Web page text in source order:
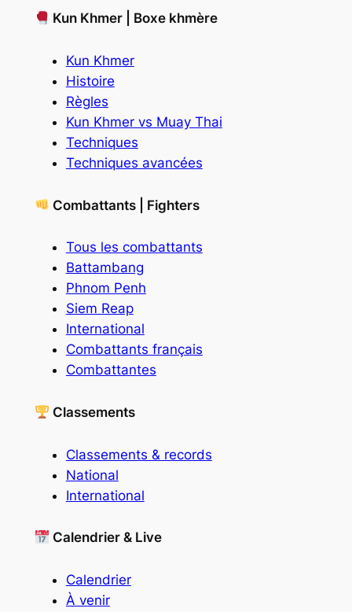
Kun Khmer | Boxe khmère
Kun Khmer
Histoire
Règles
Kun Khmer vs Muay Thai
Techniques
Techniques avancées
Combattants | Fighters
Tous les combattants
Battambang
Phnom Penh
Siem Reap
International
Combattants français
Combattantes
Classements
Classements & records
National
International
Calendrier & Live
Calendrier
À venir